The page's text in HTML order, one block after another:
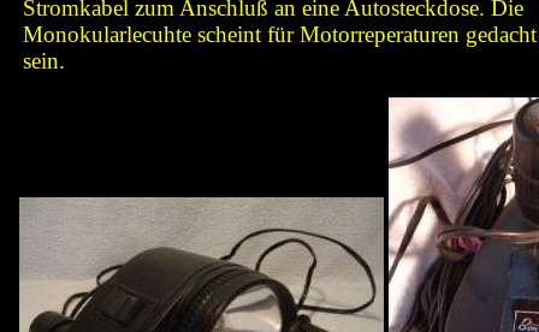
Stromkabel zum Anschluß an eine Autosteckdose. Die
Monokularlecuhte scheint für Motorreperaturen
sein.